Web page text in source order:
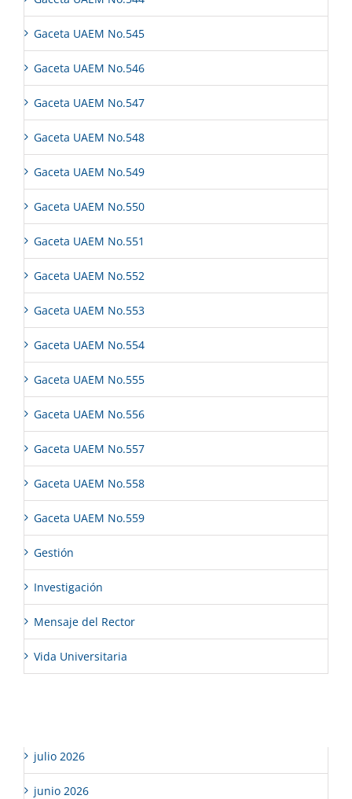
Gaceta UAEM No.545
Gaceta UAEM No.546
Gaceta UAEM No.547
Gaceta UAEM No.548
Gaceta UAEM No.549
Gaceta UAEM No.550
Gaceta UAEM No.551
Gaceta UAEM No.552
Gaceta UAEM No.553
Gaceta UAEM No.554
Gaceta UAEM No.555
Gaceta UAEM No.556
Gaceta UAEM No.557
Gaceta UAEM No.558
Gaceta UAEM No.559
Gestión
Investigación
Mensaje del Rector
Vida Universitaria
julio 2026
junio 2026